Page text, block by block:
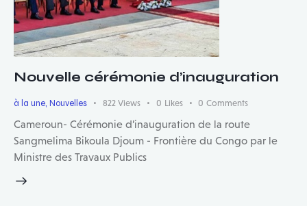
Nouvelle cérémonie d’inauguration
à la une, Nouvelles 822 Views 0 Likes 0 Comments
Cameroun- Cérémonie d’inauguration de la route
Sangmelima Bikoula Djoum - Frontière du Congo par le
Ministre des Travaux Publics